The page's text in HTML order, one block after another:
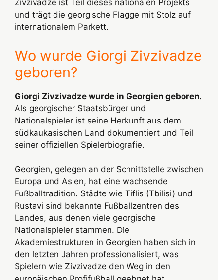
Zivzivadze ist Teil dieses nationalen Projekts
und trägt die georgische Flagge mit Stolz auf
internationalem Parkett.
Wo wurde Giorgi Zivzivadze
geboren?
Giorgi Zivzivadze wurde in Georgien geboren.
Als georgischer Staatsbürger und
Nationalspieler ist seine Herkunft aus dem
südkaukasischen Land dokumentiert und Teil
seiner offiziellen Spielerbiografie.
Georgien, gelegen an der Schnittstelle zwischen
Europa und Asien, hat eine wachsende
Fußballtradition. Städte wie Tiflis (Tbilisi) und
Rustavi sind bekannte Fußballzentren des
Landes, aus denen viele georgische
Nationalspieler stammen. Die
Akademiestrukturen in Georgien haben sich in
den letzten Jahren professionalisiert, was
Spielern wie Zivzivadze den Weg in den